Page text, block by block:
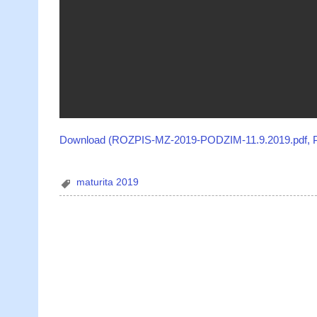
Download (ROZPIS-MZ-2019-PODZIM-11.9.2019.pdf,
maturita 2019